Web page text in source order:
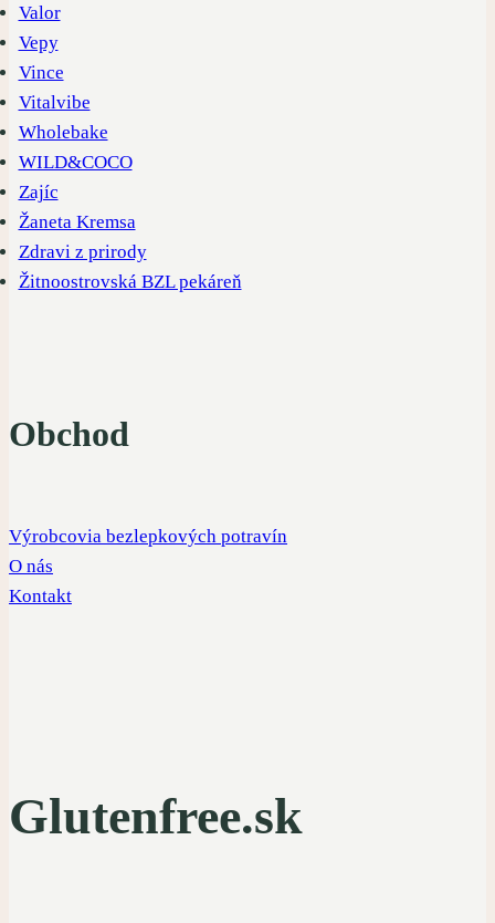
Valor
Vepy
Vince
Vitalvibe
Wholebake
WILD&COCO
Zajíc
Žaneta Kremsa
Zdravi z prirody
Žitnoostrovská BZL pekáreň
Obchod
Výrobcovia bezlepkových potravín
O nás
Kontakt
Glutenfree.sk